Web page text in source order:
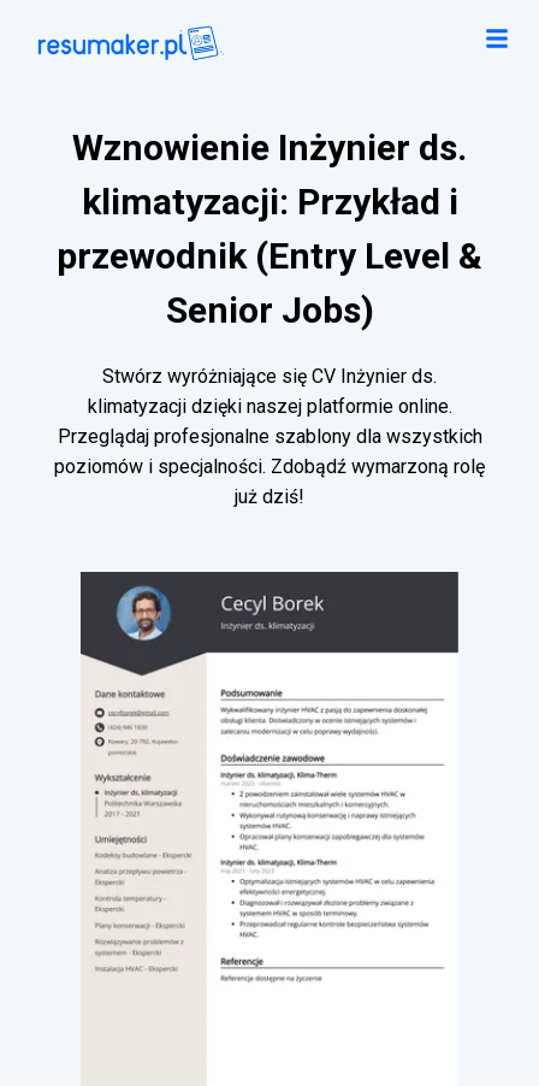
Wznowienie Inżynier ds.
klimatyzacji: Przykład i
przewodnik (Entry Level &
Senior Jobs)
Stwórz wyróżniające się CV Inżynier ds.
klimatyzacji dzięki naszej platformie online.
Przeglądaj profesjonalne szablony dla wszystkich
poziomów i specjalności. Zdobądź wymarzoną rolę
już dziś!